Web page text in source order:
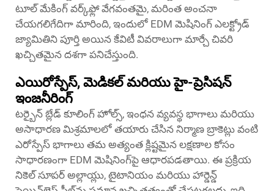
టూల్ మేకింగ్ వర్క్‌ఫ్లో వేగవంతమై, మరింత అంచనా
చేయగలిగేదిగా మారింది, ఇందులో EDM మెషినింగ్ ఎలక్ట్రోడ్
జ్యామితిని పూర్తి అయిన కేవిటీ వివరాలుగా మార్చే చివరి
ఖచ్చితమైన దశగా పనిచేస్తుంది.
ఎయిరోస్పేస్, మెడికల్ మరియు హై-ప్రెసిషన్
ఇంజనీరింగ్
టర్బైన్ బ్లేడ్ కూలింగ్ హోల్స్, ఇంధన వ్యవస్థ భాగాలు మరియు
అసాధారణ మిశ్రమాలలో తయారు చేసిన నిర్మాణ బ్రాకెట్లు వంటి
ఎరోస్పేస్ భాగాలు తమ అత్యంత క్లిష్టమైన లక్షణాల కోసం
సాధారణంగా EDM మెషినింగ్‌పై ఆధారపడతాయి. ఈ ప్రక్రియ
నికెల్ సూపర్ అల్లాయ్లు, టైటానియం మరియు హార్డెన్డ్